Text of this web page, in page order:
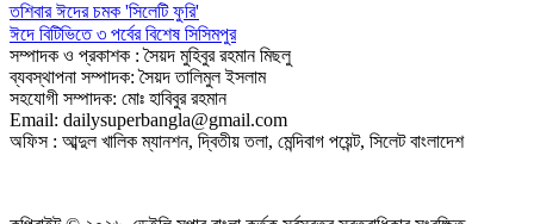
তশিবার ঈদের চমক 'সিলেটি ফুরি'
ঈদে বিটিভিতে ৩ পর্বের বিশেষ সিসিমপুর
সম্পাদক ও প্রকাশক : সৈয়দ মুহিবুর রহমান মিছলু
ব্যবস্থাপনা সম্পাদক: সৈয়দ তালিমুল ইসলাম
সহযোগী সম্পাদক: মোঃ হাবিবুর রহমান
Email: dailysuperbangla@gmail.com
অফিস : আব্দুল খালিক ম্যানশন, দ্বিতীয় তলা, মেন্দিবাগ পয়েন্ট, সিলেট বাংলাদেশ